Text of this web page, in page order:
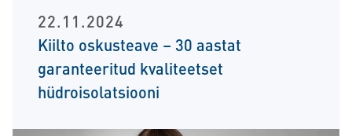
22.11.2024
Kiilto oskusteave – 30 aastat
garanteeritud kvaliteetset
hüdroisolatsiooni